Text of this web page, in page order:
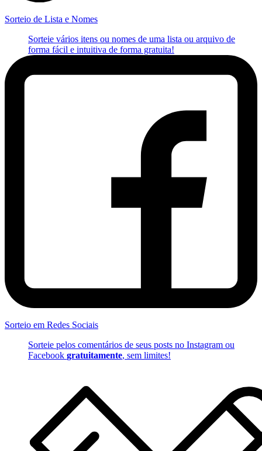
Sorteio de Lista e Nomes
Sorteie vários itens ou nomes de uma lista ou arquivo de
forma fácil e intuitiva de forma gratuita!
Sorteio em Redes Sociais
Sorteie pelos comentários de seus posts no Instagram ou
Facebook gratuitamente, sem limites!